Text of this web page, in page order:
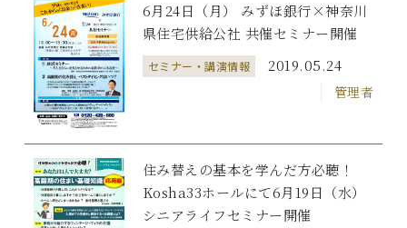
6月24日（月） みずほ銀行×神奈川
県住宅供給公社 共催セミナー開催
セミナー・講演情報 2019.05.24
管理者
住み替えの基本を学んだ方必聴！
Kosha33ホールにて6月19日（水）
シニアライフセミナー開催